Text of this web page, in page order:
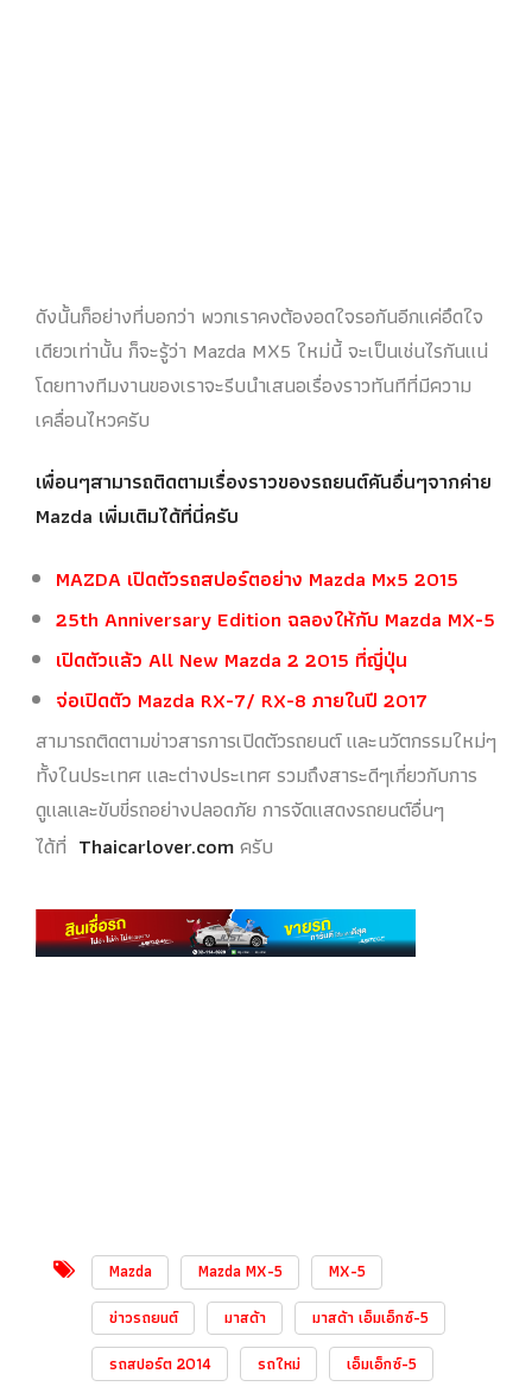
ดังนั้นก็อย่างที่บอกว่า พวกเราคงต้องอดใจรอกันอีกแค่อึดใจ
เดียวเท่านั้น ก็จะรู้ว่า Mazda MX5 ใหม่นี้ จะเป็นเช่นไรกันแน่
โดยทางทีมงานของเราจะรีบนำเสนอเรื่องราวทันทีที่มีความ
เคลื่อนไหวครับ
เพื่อนๆสามารถติดตามเรื่องราวของรถยนต์คันอื่นๆจากค่าย
Mazda เพิ่มเติมได้ที่นี่ครับ
MAZDA เปิดตัวรถสปอร์ตอย่าง Mazda Mx5 2015
25th Anniversary Edition ฉลองให้กับ Mazda MX-5
เปิดตัวแล้ว All New Mazda 2 2015 ที่ญี่ปุ่น
จ่อเปิดตัว Mazda RX-7/ RX-8 ภายในปี 2017
สามารถติดตามข่าวสารการเปิดตัวรถยนต์ และนวัตกรรมใหม่ๆ
ทั้งในประเทศ และต่างประเทศ รวมถึงสาระดีๆเกี่ยวกับการ
ดูแลและขับขี่รถอย่างปลอดภัย การจัดแสดงรถยนต์อื่นๆ
ได้ที่ Thaicarlover.comครับ
Mazda Mazda MX-5
MX-5
ข่าวรถยนต์
มาสด้า
มาสด้า เอ็มเอ็กซ์-5
รถสปอร์ต 2014
รถใหม่ เอ็มเอ็กซ์-5